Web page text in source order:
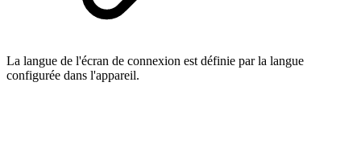
La langue de l'écran de connexion est définie par la langue
configurée dans l'appareil.